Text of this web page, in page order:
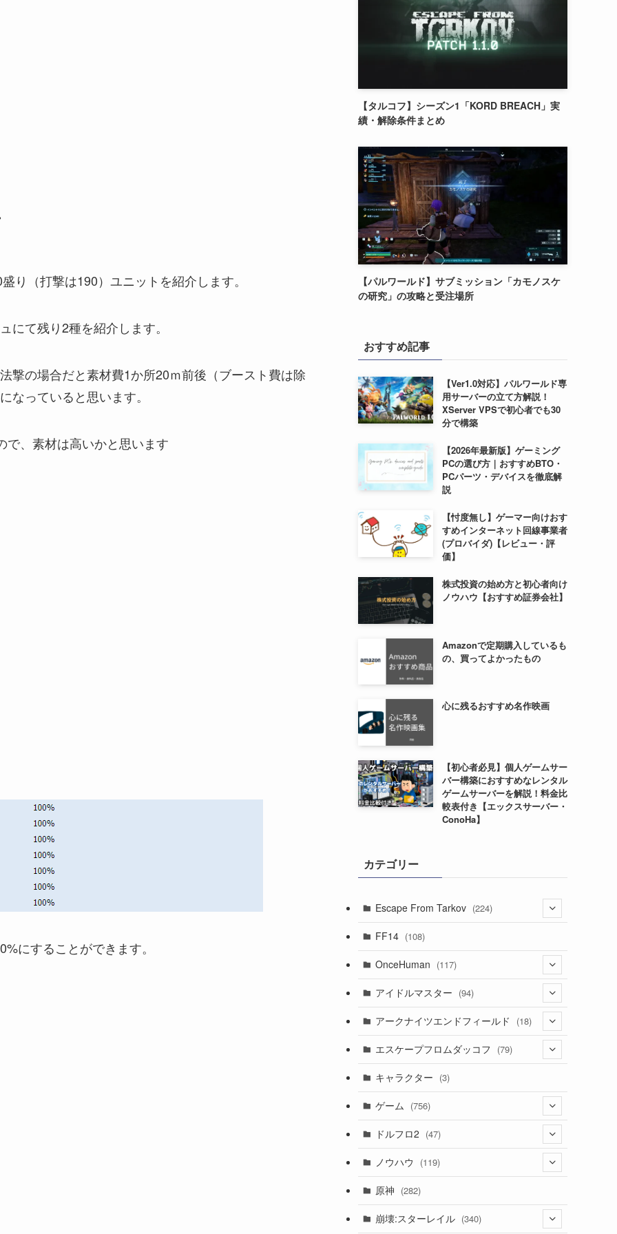
り（打撃は190）ユニットを紹介します。
にて残り2種を紹介します。
撃の場合だと素材費1か所20ｍ前後（ブースト費は除
なっていると思います。
、素材は高いかと思います
にすることができます。
【タルコフ】シーズン1「KORD BREACH」実
績・解除条件まとめ
【パルワールド】サブミッション「カモノスケ
の研究」の攻略と受注場所
おすすめ記事
【Ver1.0対応】パルワールド専
用サーバーの立て方解説！
XServer VPSで初心者でも30
分で構築
【2026年最新版】ゲーミング
PCの選び方｜おすすめBTO・
PCパーツ・デバイスを徹底解
説
【忖度無し】ゲーマー向けおす
すめインターネット回線事業者
(プロバイダ)【レビュー・評
価】
株式投資の始め方と初心者向け
ノウハウ【おすすめ証券会社】
Amazonで定期購入しているも
の、買ってよかったもの
心に残るおすすめ名作映画
【初心者必見】個人ゲームサー
バー構築におすすめなレンタル
ゲームサーバーを解説！料金比
較表付き【エックスサーバー・
ConoHa】
カテゴリー
Escape From Tarkov (224)
(16)
(11)
(2)
(11)
(13)
(8)
FF14 (108)
OnceHuman (117)
(20)
(1)
(3)
アイドルマスター (94)
(71)
(17)
(4)
アークナイツエンドフィールド (18)
(14)
(1)
エスケープフロムダッコフ (79)
(62)
キャラクター (3)
ゲーム (756)
(4)
(11)
ドルフロ2 (47)
(3)
(1)
(42)
ノウハウ (119)
(14)
(4)
原神 (282)
崩壊:スターレイル (340)